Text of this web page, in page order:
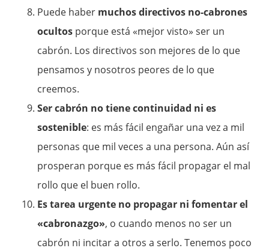
Puede haber muchos directivos no-cabrones
ocultos porque está «mejor visto» ser un
cabrón. Los directivos son mejores de lo que
pensamos y nosotros peores de lo que
creemos.
Ser cabrón no tiene continuidad ni es
sostenible: es más fácil engañar una vez a mil
personas que mil veces a una persona. Aún así
prosperan porque es más fácil propagar el mal
rollo que el buen rollo.
Es tarea urgente no propagar ni fomentar el
«cabronazgo», o cuando menos no ser un
cabrón ni incitar a otros a serlo. Tenemos poco